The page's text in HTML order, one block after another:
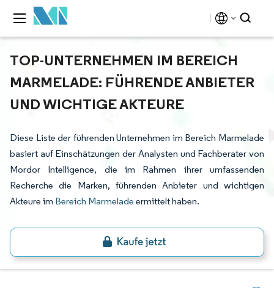
TOP-UNTERNEHMEN IM BEREICH
MARMELADE: FÜHRENDE ANBIETER
UND WICHTIGE AKTEURE
Diese Liste der führenden Unternehmen im Bereich Marmelade
basiert auf Einschätzungen der Analysten und Fachberater von
Mordor Intelligence, die im Rahmen ihrer umfassenden
Recherche die Marken, führenden Anbieter und wichtigen
Akteure im Bereich Marmelade ermittelt haben.